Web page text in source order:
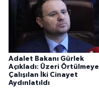
Adalet Bakanı Gürlek
Açıkladı: Üzeri Örtülmeye
Çalışılan İki Cinayet
Aydınlatıldı